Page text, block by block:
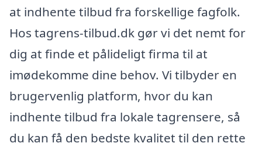
at indhente tilbud fra forskellige fagfolk.
Hos tagrens-tilbud.dk gør vi det nemt for
dig at finde et pålideligt firma til at
imødekomme dine behov. Vi tilbyder en
brugervenlig platform, hvor du kan
indhente tilbud fra lokale tagrensere, så
du kan få den bedste kvalitet til den rette